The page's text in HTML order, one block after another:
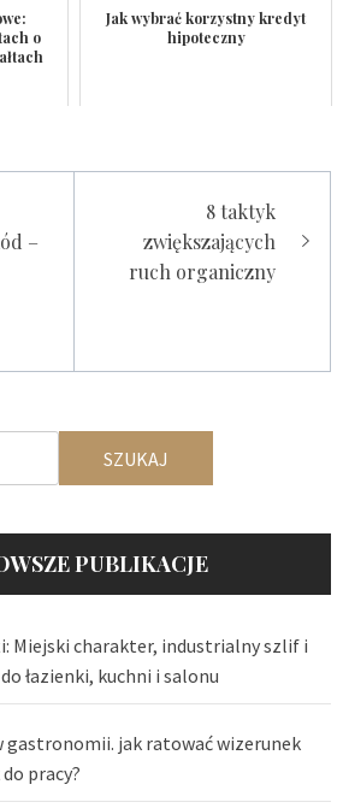
o
Jak wybrać korzystny kredyt
hipoteczny
–
8 taktyk
zwiększających
ruch organiczny
SZUKAJ
PUBLIKACJE
Miejski charakter, industrialny szlif i
łazienki, kuchni i salonu
gastronomii. jak ratować wizerunek
pracy?